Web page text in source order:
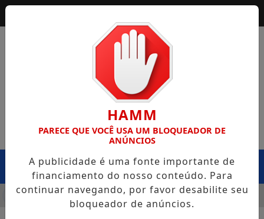
MENU
DA SEINFRA CAPOTA NA BR-364, EM EXTREMA, E CASO
HAMM
PARECE QUE VOCÊ USA UM BLOQUEADOR DE
ANÚNCIOS
A publicidade é uma fonte importante de
financiamento do nosso conteúdo. Para
continuar navegando, por favor desabilite seu
bloqueador de anúncios.